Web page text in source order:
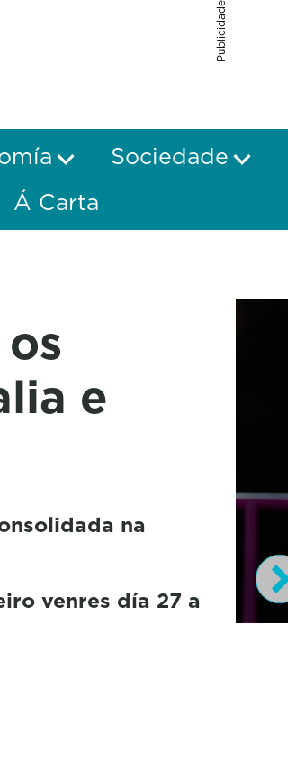
Publicidade
Sociedade
Á Carta
e
na
venres día 27 a